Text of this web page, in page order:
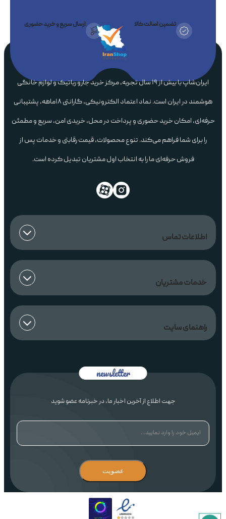
تضمین اصالت کالا ارسال سریع و خرید حضوری
ایران‌شاپ با بیش از ۱۹ سال تجربه، مرکز خرید جارو رباتیک و لوازم خانگی
هوشمند در ایران است. نماد اعتماد الکترونیکی، گارانتی ۱۸ماهه، پشتیبانی
حرفه‌ای، امکان خرید حضوری و پرداخت در محل، خریدی امن، سریع و مطمئن
را برای شما فراهم می‌کند. تنوع محصولات، قیمت رقابتی و خدمات پس از
فروش حرفه‌ای ما را به انتخاب اول مشتریان تبدیل کرده است.
اطلاعات تماس
خدمات مشتریان
راهنمای سایت
جهت اطلاع از آخرین اخبار ما، در خبرنامه عضو شوید
عضویت